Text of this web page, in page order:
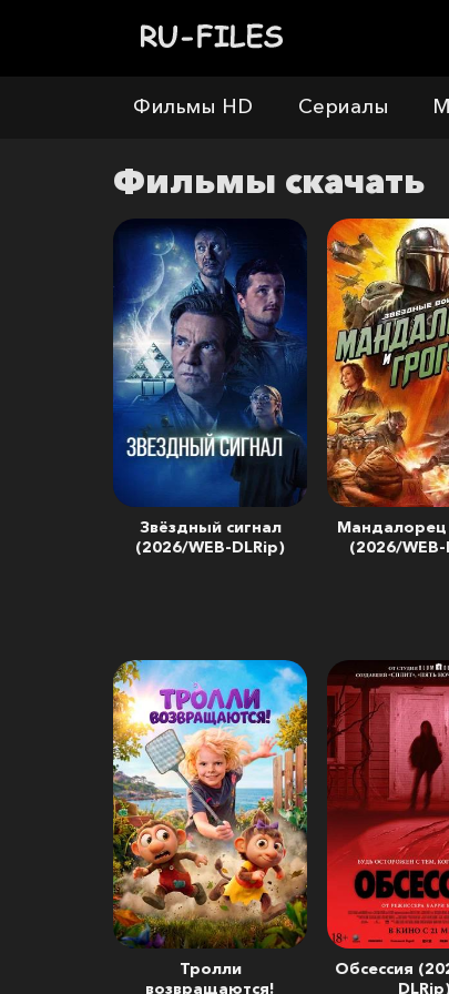
Фильмы HD Сериалы
Фильмы скачать
Звёздный сигнал
(2026/WEB-DLRip)
Мандалорец
(2026/
Тролли
возвращаются!
Обсессия